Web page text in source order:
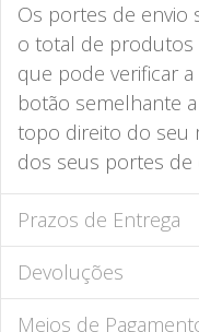
Os portes de envio
o total de produtos
que pode verificar
botão semelhante
topo direito do seu
dos seus portes de
Prazos de Entrega
Devoluções
Meios de